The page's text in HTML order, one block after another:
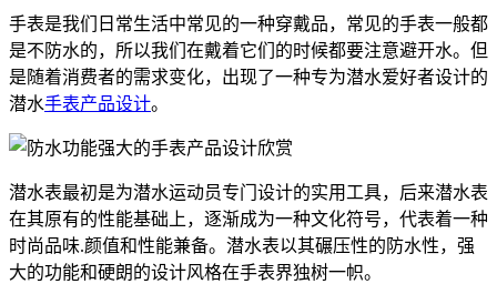
手表是我们日常生活中常见的一种穿戴品，常见的手表一般都
是不防水的，所以我们在戴着它们的时候都要注意避开水。但
是随着消费者的需求变化，出现了一种专为潜水爱好者设计的
潜水手表产品设计。
潜水表最初是为潜水运动员专门设计的实用工具，后来潜水表
在其原有的性能基础上，逐渐成为一种文化符号，代表着一种
时尚品味.颜值和性能兼备。潜水表以其碾压性的防水性，强
大的功能和硬朗的设计风格在手表界独树一帜。